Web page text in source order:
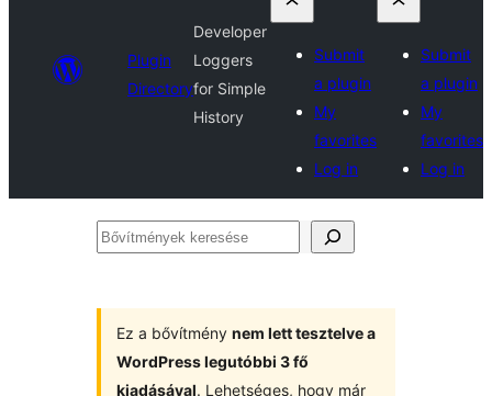
Plugin
Directory
Developer
Loggers
for Simple
History
Submit
a plugin
My
favorites
Log in
Submit
a plugin
My
favorites
Log in
Bővítmények
Ez a bővítmény nem lett tesztelve a
WordPress legutóbbi 3 fő
kiadásával. Lehetséges, hogy már